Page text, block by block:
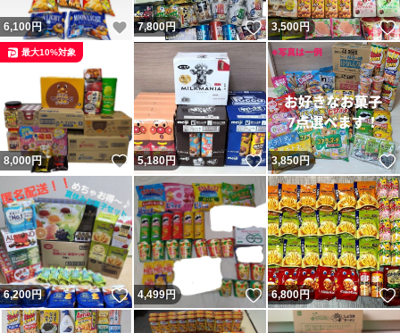
6,100円 いいね！
7,800円 いいね！
3,500円
8,000円 いいね！
最大10%対象
5,180円 いいね！
3,850円
6,200円 いいね！
4,499円 いいね！
6,800円